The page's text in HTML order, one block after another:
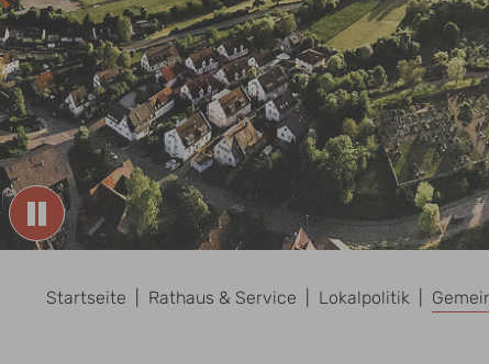
Startseite Rathaus & Service Lokalpolitik